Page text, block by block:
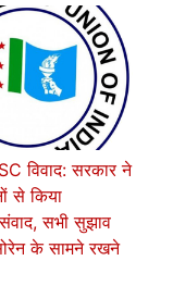
विवाद: सरकार ने
से किया
सभी सुझाव
के सामने रखने